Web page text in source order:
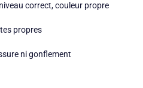
correct, couleur propre
propres
ni gonflement